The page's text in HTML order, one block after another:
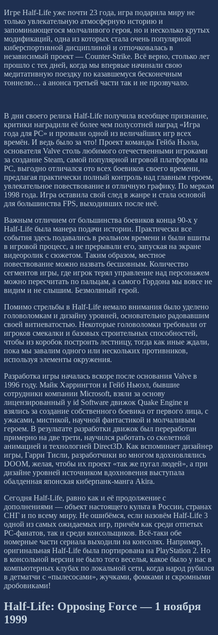
Игре Half-Life уже почти 23 года, игра подарила миру не
только увлекательную атмосферную историю и
запоминающегося молчаливого героя, но и несколько крутых
модификаций, одна из которых стала очень популярной
киберспортивной дисциплиной и отпочковалась в
независимый проект — Counter-Strike. Всё верно, столько лет
прошло с тех дней, когда мы впервые начинали свою
медитативную поездку по казавшемуся бесконечным
тоннелю… а анонса третьей части так и не прозвучало.
В дни своего релиза Half-Life получила всеобщее признание,
критики наградили её более чем полусотней наград «Игра
года для РС» и прозвали одной из величайших игр всех
времён. И ведь было за что! Проект команды Гейба Ньэла,
основателя Valve столь любимого отечественными игроками
за создание Steam, самой популярной игровой платформы на
РС, выгодно отличался ото всех боевиков своего времени,
предлагая практически полный контроль над главным героем,
увлекательное повествование и отличную графику. По меркам
1998 года. Игра оставила свой след в жанре и стала основой
для большинства FPS, выходивших после неё.
Важным отличием от большинства боевиков конца 90-х у
Half-Life была манера подачи истории. Практически все
события здесь подавались в реальном времени и были вшиты
в игровой процесс, а не прерывали его, запуская на экране
видеоролик с сюжетом. Таким образом, местное
повествование можно назвать бесшовным. Количество
сегментов игры, где игрок терял управление над персонажем
можно пересчитать по пальцам, а самого Гордона мы вовсе не
видим и не слышим. Безмолвный герой.
Помимо стрельбы в Half-Life немало внимания было уделено
головоломкам и дизайну уровней, основательно радовавшим
своей витиеватостью. Некоторые головоломки требовали от
игроков смекалки и базовых строительных способностей,
чтобы из коробок построить лестницу, тогда как иные ждали,
пока мы завалим одного или нескольких противников,
используя элементы окружения.
Разработка игры началась вскоре после основания Valve в
1996 году. Майк Харрингтон и Гейб Ньюэл, бывшие
сотрудники компании Microsoft, взяли за основу
лицензированный у id Software движок Quake Engine и
взялись за создание собственного боевика от первого лица, с
ужасами, мистикой, научной фантастикой и молчаливым
героем. В результате разработки движок был переработан
примерно на две трети, научился работать со скелетной
анимацией и технологией Direct3D. Как вспоминает дизайнер
игры, Гарри Тисли, разработчики во многом вдохновлялись
DOOM, желая, чтобы их проект «так же пугал людей», а при
дизайне уровней источником вдохновения выступала
обалденная японская киберпанк-манга Akira.
Сегодня Half-Life, равно как и её продолжение с
дополнениями — объект настоящего культа в России, странах
СНГ и по всему миру. Не ошибёмся, если назовём Half-Life 3
одной из самых ожидаемых игр, причём как среди отпетых
РС-фанатов, так и среди консольщиков. Всё-таки обе
номерные части сериала выходили на консолях. Например,
оригинальная Half-Life была портирована на PlayStation 2. Но
в консольной версии не было того веселья, какое было у нас в
компьютерных клубах по локальной сети, когда народ рубился
в детматчи с «пылесосами», жучками, фомками и скромными
дробовиками!
Half-Life: Opposing Force — 1 ноября
1999